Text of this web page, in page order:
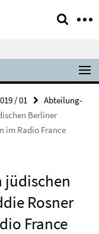
/ 01
Abteilung-
Berliner
im Radio France
jüdischen
Rosner
France